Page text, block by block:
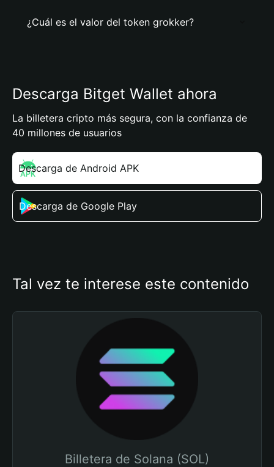
¿Cuál es el valor del token grokker?
Descarga Bitget Wallet ahora
La billetera cripto más segura, con la confianza de
40 millones de usuarios
Descarga de Android APK
Descarga de Google Play
Tal vez te interese este contenido
Billetera de Solana (SOL)